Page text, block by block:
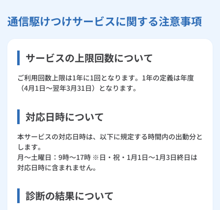
通信駆けつけサービスに関する注意事項
サービスの上限回数について
ご利用回数上限は1年に1回となります。1年の定義は年度
（4月1日～翌年3月31日）となります。
対応日時について
本サービスの対応日時は、以下に規定する時間内の出動分と
します。
月～土曜日：9時～17時 ※日・祝・1月1日～1月3日終日は
対応日時に含まれません。
診断の結果について